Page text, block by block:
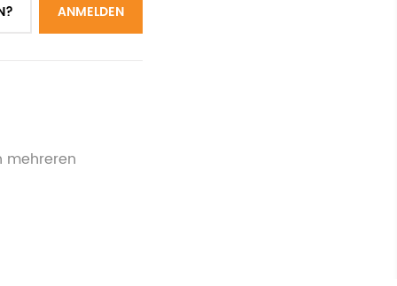
ANMELDEN
mehreren